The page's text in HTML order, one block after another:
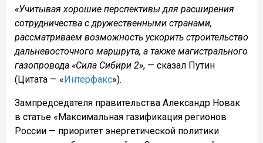
«Учитывая хорошие перспективы для расширения
сотрудничества с дружественными странами,
рассматриваем возможность ускорить строительство
дальневосточного маршрута, а также магистрального
газопровода «Сила Сибири 2», — сказал Путин
(Цитата — «Интерфакс»).
Зампредседателя правительства Александр Новак
в статье «Максимальная газификация регионов
России — приоритет энергетической политики